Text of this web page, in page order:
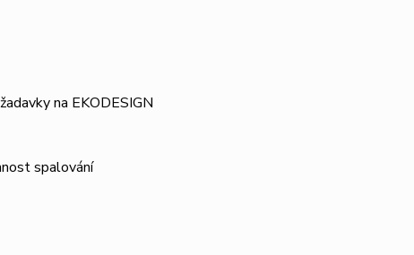
na EKODESIGN
spalování